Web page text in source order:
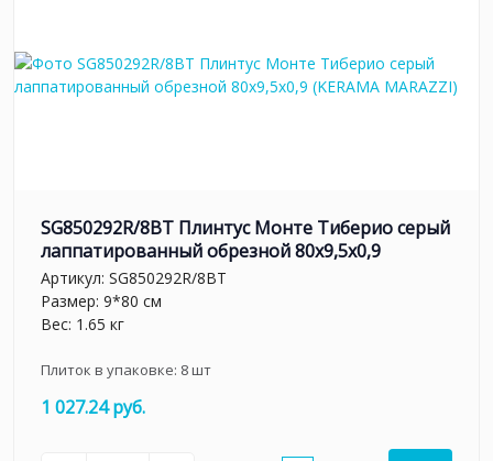
SG850292R/8BT Плинтус Монте Тиберио серый
лаппатированный обрезной 80x9,5x0,9
Артикул: SG850292R/8BT
Размер: 9*80 см
Вес: 1.65 кг
Плиток в упаковке: 8шт
1 027.24 руб.